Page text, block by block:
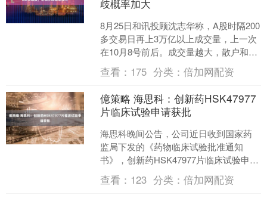
歧概率加大
8月25日和讯投顾沈志华称，A股时隔200
多交易日再上3万亿以上成交量，上一次
在10月8号前后。成交量越大，散户和波
动率也越大，此位置直接过4000点有难
度，短....
查看： 175 分类：倍加网配资
億策略 海思科：创新药HSK47977
片临床试验申请获批
海思科晚间公告，公司近日收到国家药
监局下发的《药物临床试验批准通知
书》，创新药HSK47977片临床试验申请
均符合药品注册的有关要求，同意开展
临床试验。HSK4....
查看： 123 分类：倍加网配资